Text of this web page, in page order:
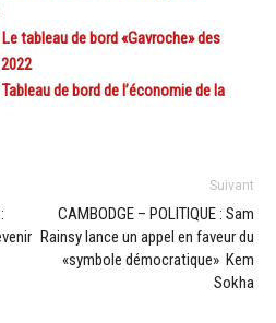
tableau de bord «Gavroche» des
de bord de l’économie de la
Suivant
CAMBODGE – POLITIQUE : Sam
Rainsy lance un appel en faveur du
«symbole démocratique» Kem
Sokha